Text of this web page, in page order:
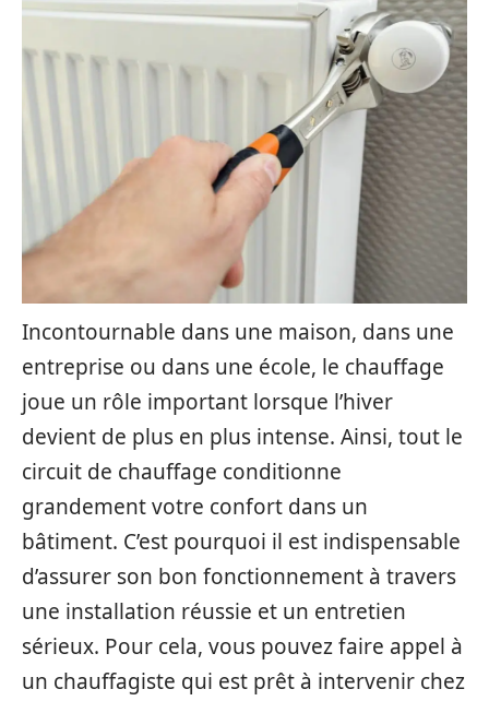
Incontournable dans une maison, dans une
entreprise ou dans une école, le chauffage
joue un rôle important lorsque l’hiver
devient de plus en plus intense. Ainsi, tout le
circuit de chauffage conditionne
grandement votre confort dans un
bâtiment. C’est pourquoi il est indispensable
d’assurer son bon fonctionnement à travers
une installation réussie et un entretien
sérieux. Pour cela, vous pouvez faire appel à
un chauffagiste qui est prêt à intervenir chez